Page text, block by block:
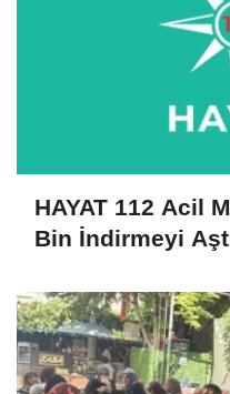
HAYAT 112 Acil
Bin İndirmeyi